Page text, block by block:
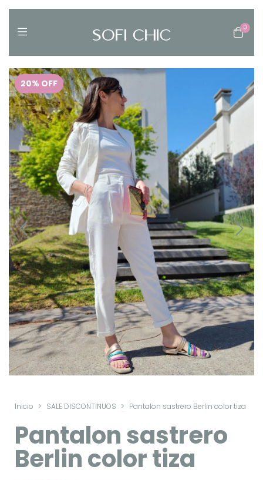
0
20% OFF
Inicio > SALE DISCONTINUOS > Pantalon sastrero Berlin color tiza
Pantalon sastrero
Berlin color tiza